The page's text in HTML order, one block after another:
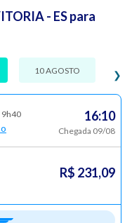
- ES para
❯
10 AGOSTO
9h40 16:10
Chegada 09/08
R$ 231,09